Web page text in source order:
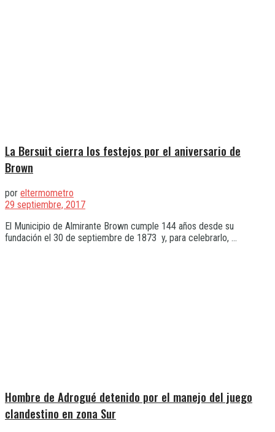
La Bersuit cierra los festejos por el aniversario de
Brown
por eltermometro
29 septiembre, 2017
El Municipio de Almirante Brown cumple 144 años desde su
fundación el 30 de septiembre de 1873 y, para celebrarlo, ...
Hombre de Adrogué detenido por el manejo del juego
clandestino en zona Sur